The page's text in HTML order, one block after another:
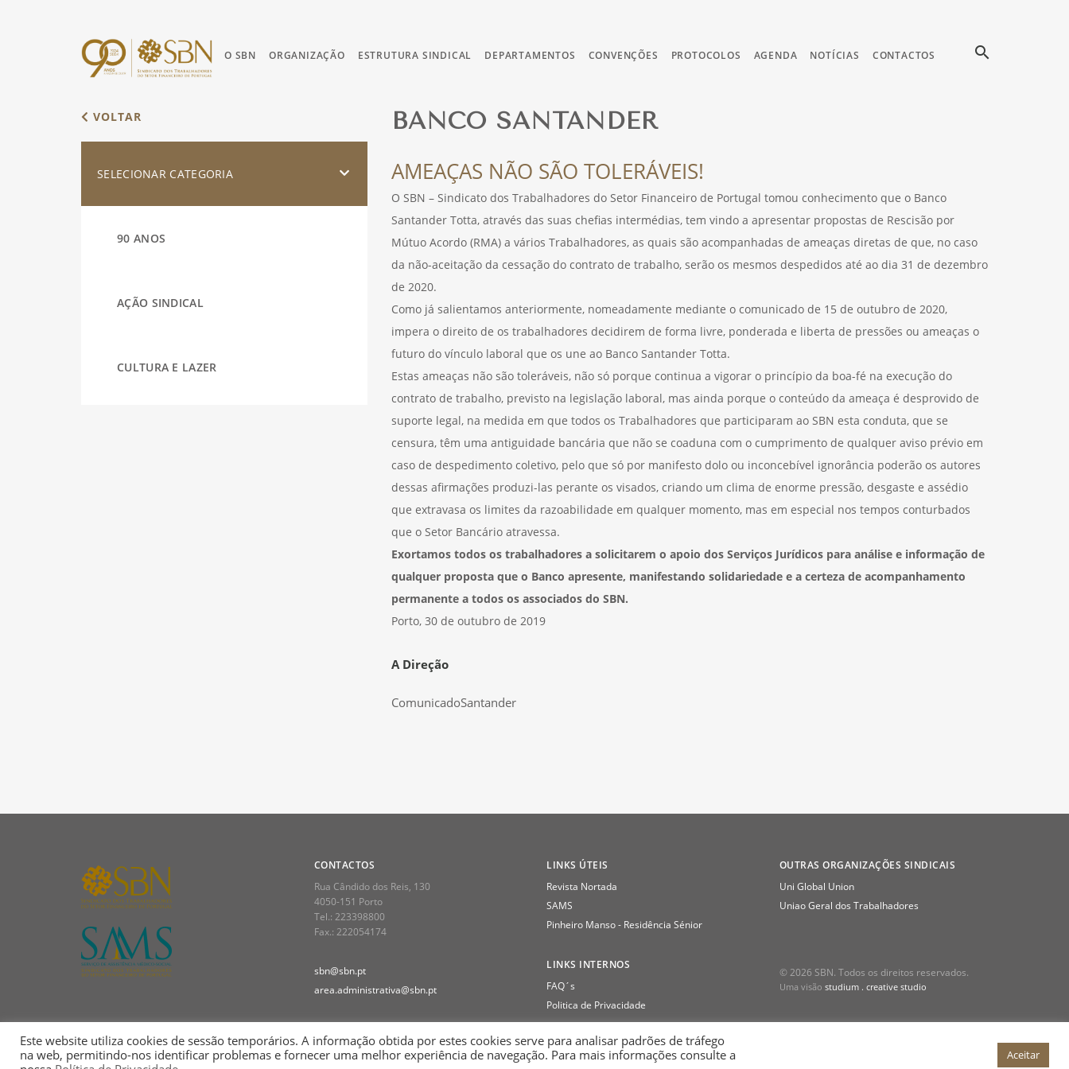
O SBN ORGANIZAÇÃO ESTRUTURA SINDICAL DEPARTAMENTOS CONVENÇÕES PROTOCOLOS AGENDA NOTÍCIAS CONTACTOS search
VOLTAR
SELECIONAR CATEGORIA
90 ANOS
AÇÃO SINDICAL
CULTURA E LAZER
BANCO SANTANDER
AMEAÇAS NÃO SÃO TOLERÁVEIS!
O SBN – Sindicato dos Trabalhadores do Setor Financeiro de Portugal tomou conhecimento que o Banco
Santander Totta, através das suas chefias intermédias, tem vindo a apresentar propostas de Rescisão por
Mútuo Acordo (RMA) a vários Trabalhadores, as quais são acompanhadas de ameaças diretas de que, no caso
da não-aceitação da cessação do contrato de trabalho, serão os mesmos despedidos até ao dia 31 de dezembro
de 2020.
Como já salientamos anteriormente, nomeadamente mediante o comunicado de 15 de outubro de 2020,
impera o direito de os trabalhadores decidirem de forma livre, ponderada e liberta de pressões ou ameaças o
futuro do vínculo laboral que os une ao Banco Santander Totta.
Estas ameaças não são toleráveis, não só porque continua a vigorar o princípio da boa-fé na execução do
contrato de trabalho, previsto na legislação laboral, mas ainda porque o conteúdo da ameaça é desprovido de
suporte legal, na medida em que todos os Trabalhadores que participaram ao SBN esta conduta, que se
censura, têm uma antiguidade bancária que não se coaduna com o cumprimento de qualquer aviso prévio em
caso de despedimento coletivo, pelo que só por manifesto dolo ou inconcebível ignorância poderão os autores
dessas afirmações produzi-las perante os visados, criando um clima de enorme pressão, desgaste e assédio
que extravasa os limites da razoabilidade em qualquer momento, mas em especial nos tempos conturbados
que o Setor Bancário atravessa.
Exortamos todos os trabalhadores a solicitarem o apoio dos Serviços Jurídicos para análise e informação de
qualquer proposta que o Banco apresente, manifestando solidariedade e a certeza de acompanhamento
permanente a todos os associados do SBN.
Porto, 30 de outubro de 2019
A Direção
ComunicadoSantander
CONTACTOS
Rua Cândido dos Reis, 130
4050-151 Porto
Tel.: 223398800
Fax.: 222054174
sbn@sbn.pt
area.administrativa@sbn.pt
LINKS ÚTEIS
Revista Nortada
SAMS
Pinheiro Manso - Residência Sénior
LINKS INTERNOS
FAQ´s
Politica de Privacidade
OUTRAS ORGANIZAÇÕES SINDICAIS
Uni Global Union
Uniao Geral dos Trabalhadores
© 2026 SBN. Todos os direitos reservados.
Uma visão studium . creative studio
Este website utiliza cookies de sessão temporários. A informação obtida por estes cookies serve para analisar padrões de tráfego
na web, permitindo-nos identificar problemas e fornecer uma melhor experiência de navegação. Para mais informações consulte a
Aceitar